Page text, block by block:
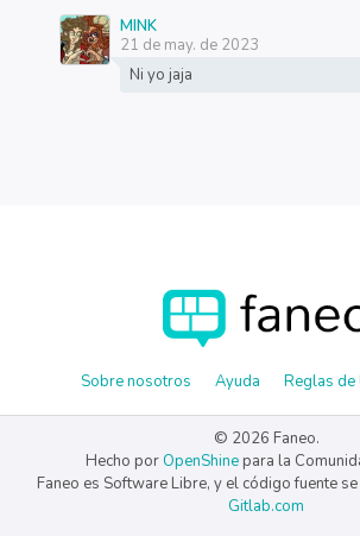
MINK
21 de may. de 2023
Ni yo jaja
Sobre nosotros Ayuda Reglas de
© 2026 Faneo.
Hecho por OpenShine para la
Faneo es Software Libre, y el código fuente
Gitlab.com